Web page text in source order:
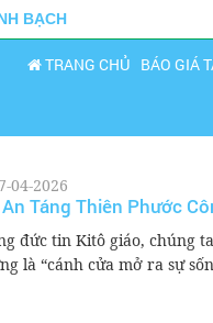
BẠCH
TRANG CHỦ BÁO GIÁ
04-2026
An Táng Thiên Phước
đức tin Kitô giáo, chúng
là “cánh cửa mở ra sự